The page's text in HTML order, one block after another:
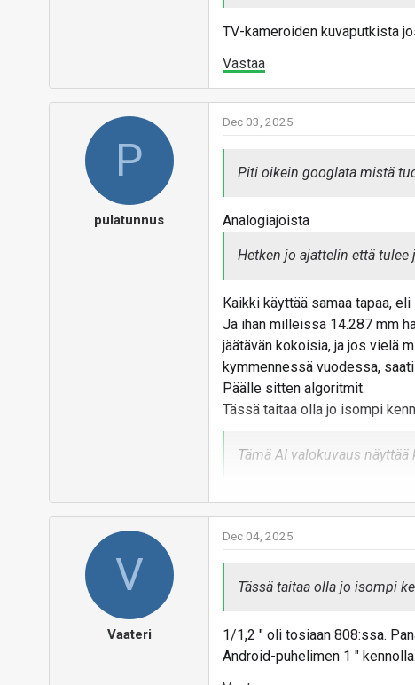
TV-kameroiden kuvaputkista
Vastaa
P
pulatunnus
Dec 03, 2025
Piti oikein googlata mistä
Analogiajoista
Hetken jo ajattelin että
Kaikki käyttää samaa tapaa,
Ja ihan milleissa 14.287 mm
jäätävän kokoisia, ja jos vielä
kymmennessä vuodessa,
Päälle sitten algoritmit.
Tässä taitaa olla jo isompi
Tämä AI valokuvaus
Hmm, sen sietää, vs ilman.
Vastaa
V
Vaateri
Dec 04, 2025
Tässä taitaa olla jo isompi
1/1,2 " oli tosiaan 808:ssa.
Android-puhelimen 1 "